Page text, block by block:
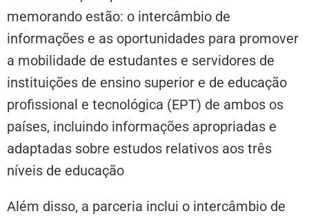
memorando estão: o intercâmbio de
informações e as oportunidades para promover
a mobilidade de estudantes e servidores de
instituições de ensino superior e de educação
profissional e tecnológica (EPT) de ambos os
países, incluindo informações apropriadas e
adaptadas sobre estudos relativos aos três
níveis de educação
Além disso, a parceria inclui o intercâmbio de